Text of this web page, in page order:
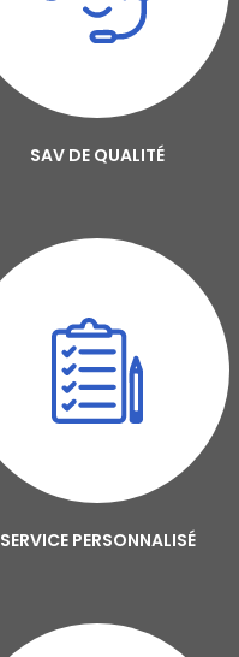
SAV DE QUALITÉ
SERVICE PERSONNALISÉ